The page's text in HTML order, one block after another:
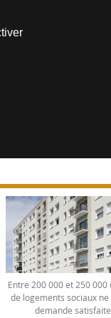
Entre 200 000 et 250
de logements sociaux
demande